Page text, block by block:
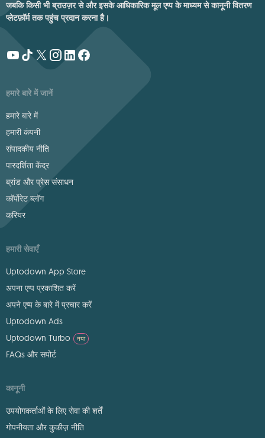
जबकि किसी भी ब्राउज़र से और इसके आधिकारिक मूल एप्प के माध्यम से कानूनी वितरण
प्लेटफ़ॉर्म तक पहुंच प्रदान करना है।
हमारे बारे में जानें
हमारे बारे में
हमारी कंपनी
संपादकीय नीति
पारदर्शिता केंद्र
ब्रांड और प्रेस संसाधन
कॉर्पोरेट ब्लॉग
करियर
हमारी सेवाएँ
Uptodown App Store
अपना एप्प प्रकाशित करें
अपने एप्प के बारे में प्रचार करें
Uptodown Ads
Uptodown Turbo
नया
FAQs और सपोर्ट
कानूनी
उपयोगकर्ताओं के लिए सेवा की शर्तें
गोपनीयता और कुकीज़ नीति